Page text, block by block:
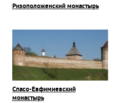
Ризоположенский монастырь
Спасо-Евфимиевский
монастырь